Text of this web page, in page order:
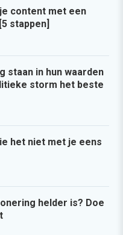
content met een
stappen]
staan in hun waarden
storm het beste
het niet met je eens
helder is? Doe